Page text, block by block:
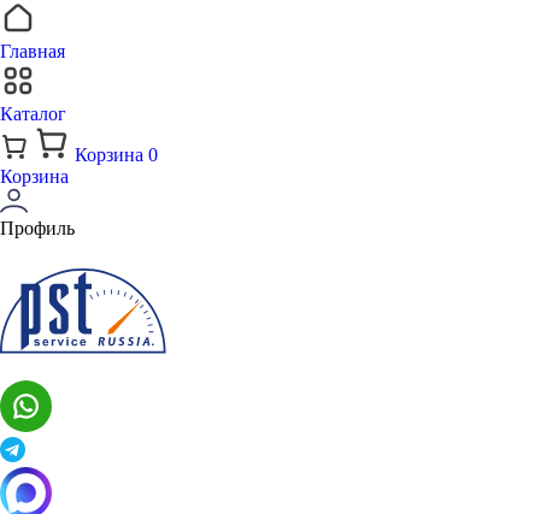
Главная
Каталог
Корзина 0
Корзина
Профиль